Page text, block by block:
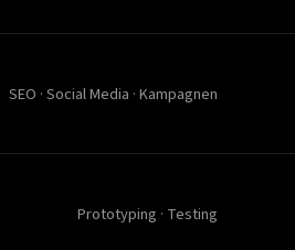
SEO · Social Media · Kampagnen
Prototyping · Testing